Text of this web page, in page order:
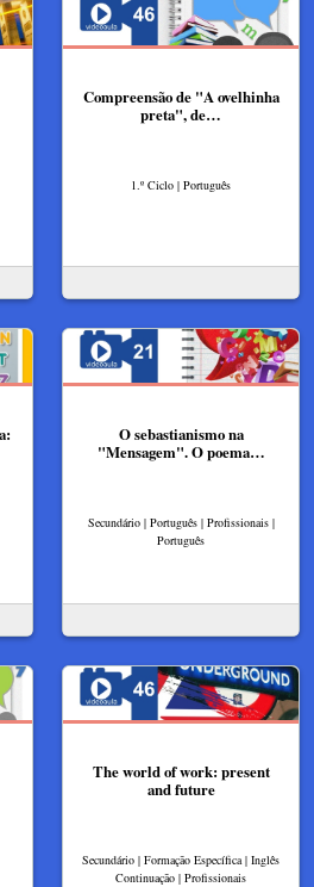
Compreensão de "A ovelhinha
preta", de…
1.º Ciclo | Português
O sebastianismo na
"Mensagem". O poema…
Secundário | Português | Profissionais |
Português
The world of work: present
and future
Secundário | Formação Específica | Inglês
Continuação | Profissionais